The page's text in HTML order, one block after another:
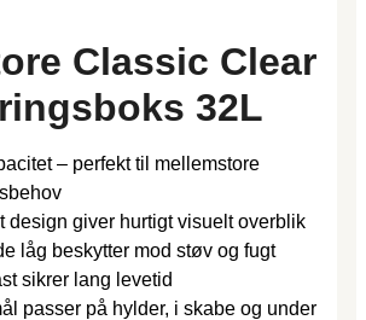
Classic Clear
32L
– perfekt til mellemstore
design giver hurtigt visuelt overblik
låg beskytter mod støv og fugt
sikrer lang levetid
passer på hylder, i skabe og under